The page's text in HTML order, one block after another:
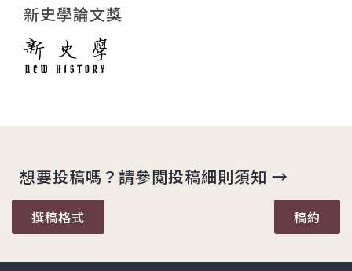
新史學論文獎
想要投稿嗎？請參閱投稿細則須知 →
撰稿格式 稿約